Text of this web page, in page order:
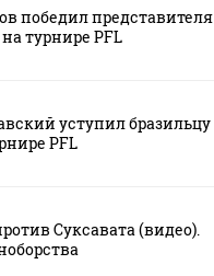
победил представителя
турнире PFL
уступил бразильцу
PFL
Суксавата (видео).